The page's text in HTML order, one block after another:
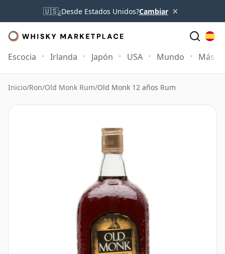
🇺🇸¿Desde Estados Unidos?Cambiar ×
Escocia Irlanda Japón USA Mundo Más
Inicio/Ron/Old Monk Rum/Old Monk 12 años Rum